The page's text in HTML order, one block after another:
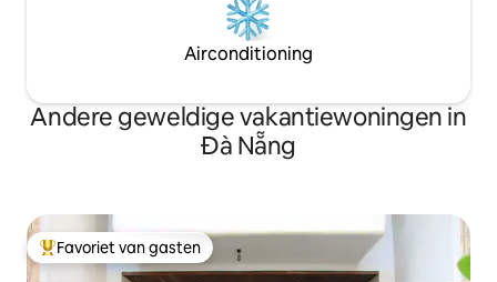
Airconditioning
Andere geweldige vakantiewoningen in
Đà Nẵng
Topfavoriet van gasten
Favoriet van gasten